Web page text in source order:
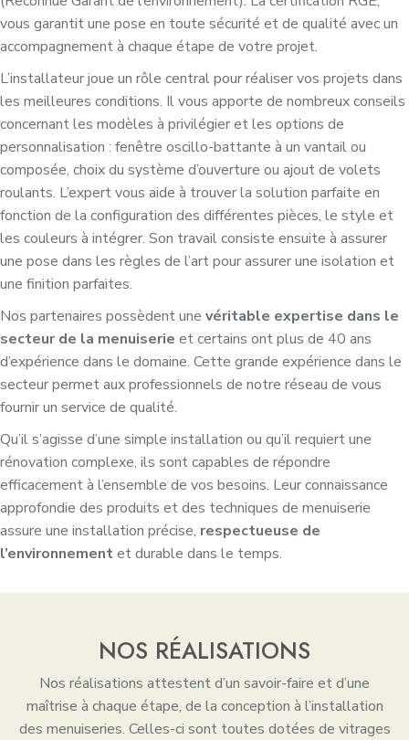
vous garantit une pose en toute sécurité et de qualité avec un
accompagnement à chaque étape de votre projet.
L’installateur joue un rôle central pour réaliser vos projets dans
les meilleures conditions. Il vous apporte de nombreux conseils
concernant les modèles à privilégier et les options de
personnalisation : fenêtre oscillo-battante à un vantail ou
composée, choix du système d’ouverture ou ajout de volets
roulants. L’expert vous aide à trouver la solution parfaite en
fonction de la configuration des différentes pièces, le style et
les couleurs à intégrer. Son travail consiste ensuite à assurer
une pose dans les règles de l’art pour assurer une isolation et
une finition parfaites.
Nos partenaires possèdent une véritable expertise dans le
secteur de la menuiserie et certains ont plus de 40 ans
d’expérience dans le domaine. Cette grande expérience dans le
secteur permet aux professionnels de notre réseau de vous
fournir un service de qualité.
Qu’il s’agisse d’une simple installation ou qu’il requiert une
rénovation complexe, ils sont capables de répondre
efficacement à l’ensemble de vos besoins. Leur connaissance
approfondie des produits et des techniques de menuiserie
assure une installation précise, respectueuse de
l’environnementet durable dans le temps.
NOS RÉALISATIONS
Nos réalisations attestent d’un savoir-faire et d’une
maîtrise à chaque étape, de la conception à l’installation
des menuiseries. Celles-ci sont toutes dotées de vitrages